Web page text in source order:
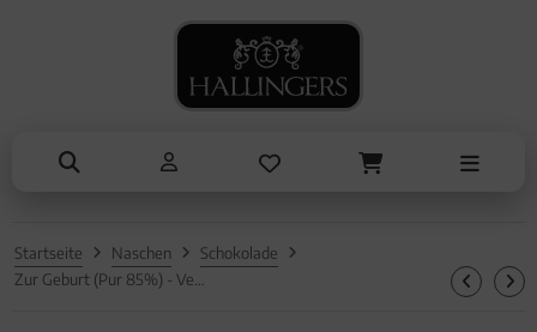
Startseite Naschen
Schokolade
SOMMER
ALLES ANZEIGEN AUS SOMMER
Genüsse
Liköre
TRINKEN
ALLES ANZEIGEN AUS TRINKEN
Kaffee
KOCHEN
Essig & Öl
Brot & Pasta
ANLÄSSE
ALLES ANZEIGEN AUS ANLÄSSE
Kleine Aufmerksamkeiten
Ostern